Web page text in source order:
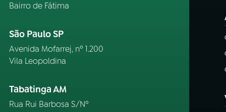
Bairro de Fátima
São Paulo SP
Avenida Mofarrej, nº 1.200
Vila Leopoldina
Tabatinga AM
Rua Rui Barbosa S/Nº